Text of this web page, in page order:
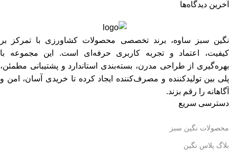
آخرین دیدگاه‌ها
نگین سبز ساوه، برند تخصصی محصولات کشاورزی با تمرکز بر
کیفیت، اعتماد و تجربه کاربری حرفه‌ای است. این مجموعه با
بهره‌گیری از طراحی مدرن، بسته‌بندی استاندارد و پشتیبانی مطمئن،
پلی بین تولیدکننده و مصرف‌کننده ایجاد کرده تا خریدی آسان، امن و
آگاهانه را رقم بزند.
دسترسی سریع
محصولات نگین سبز
بلاگ پلاس نگین